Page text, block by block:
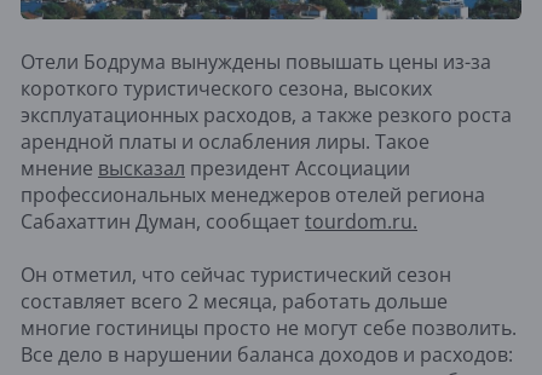
Отели Бодрума вынуждены повышать цены из-за
короткого туристического сезона, высоких
эксплуатационных расходов, а также резкого роста
арендной платы и ослабления лиры. Такое
мнение высказал президент Ассоциации
профессиональных менеджеров отелей региона
Сабахаттин Думан, сообщает tourdom.ru.
Он отметил, что сейчас туристический сезон
составляет всего 2 месяца, работать дольше
многие гостиницы просто не могут себе позволить.
Все дело в нарушении баланса доходов и расходов: